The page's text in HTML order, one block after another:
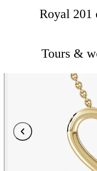
Royal 201
Tours &